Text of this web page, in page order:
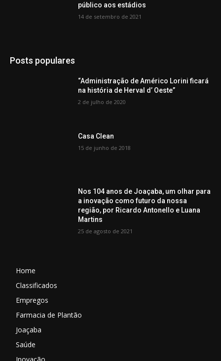
público aos estádios
14 de setembro de 2021
Posts populares
“Administração de Américo Lorini ficará
na história de Herval d’ Oeste”
2 de julho de 2020
Casa Clean
15 de junho de 2018
Nos 104 anos de Joaçaba, um olhar para
a inovação como futuro da nossa
região, por Ricardo Antonello e Luana
Martins
25 de agosto de 2021
Home
Classificados
Empregos
Farmacia de Plantão
Joaçaba
Saúde
Inovação